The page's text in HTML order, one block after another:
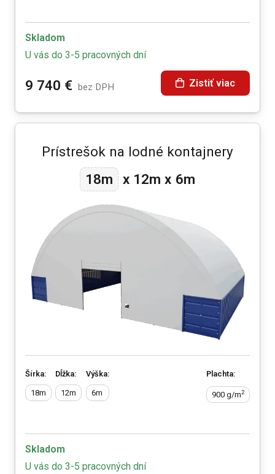
Skladom
U vás do 3-5 pracovných dní
9 740 € bez DPH Zistiť viac
Prístrešok na lodné kontajnery
18m
x 12m x 6m
Šírka:
18m
Dĺžka:
12m
Výška:
6m
Plachta:
900 g/m2
Skladom
U vás do 3-5 pracovných dní